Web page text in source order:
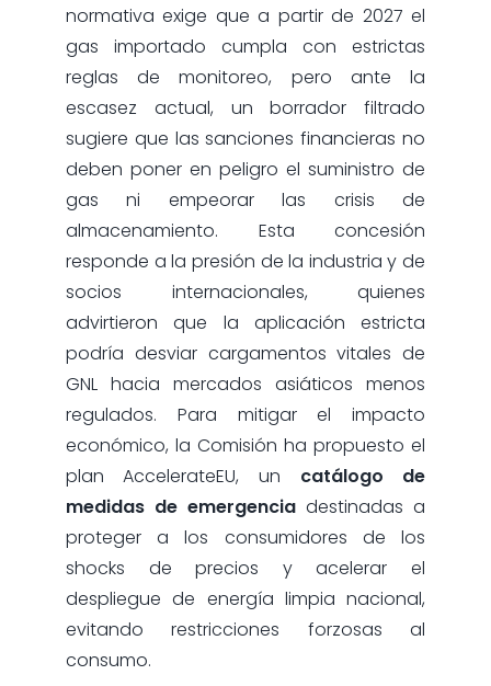
normativa exige que a partir de 2027 el
gas importado cumpla con estrictas
reglas de monitoreo, pero ante la
escasez actual, un borrador filtrado
sugiere que las sanciones financieras no
deben poner en peligro el suministro de
gas ni empeorar las crisis de
almacenamiento. Esta concesión
responde a la presión de la industria y de
socios internacionales, quienes
advirtieron que la aplicación estricta
podría desviar cargamentos vitales de
GNL hacia mercados asiáticos menos
regulados. Para mitigar el impacto
económico, la Comisión ha propuesto el
plan AccelerateEU, un catálogo de
medidas de emergencia destinadas a
proteger a los consumidores de los
shocks de precios y acelerar el
despliegue de energía limpia nacional,
evitando restricciones forzosas al
consumo.